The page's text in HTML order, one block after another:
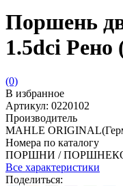
Поршень
1.5dci
(0)
В избранное
Артикул: 0220102
Производитель
MAHLE
Номера по каталогу
ПОРШНИ /
Все характеристики
Поделиться: